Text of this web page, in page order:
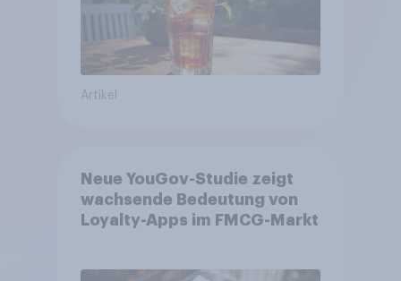
Artikel
Neue YouGov-Studie zeigt
wachsende Bedeutung von
Loyalty-Apps im FMCG-Markt